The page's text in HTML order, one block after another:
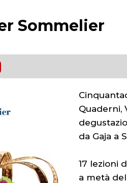
Sommelier
Quaderni,
da Gaja a
17 lezioni
a metà